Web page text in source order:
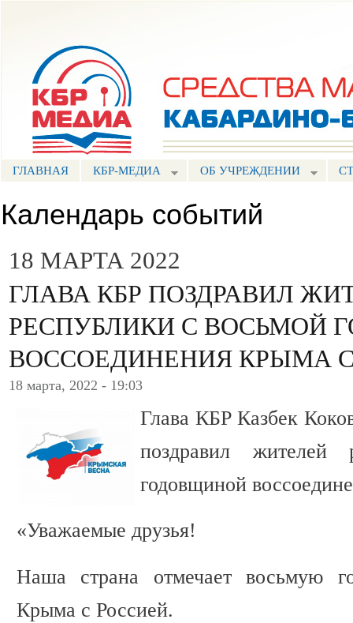
ГЛАВНАЯ КБР-МЕДИА ОБ УЧРЕЖДЕНИИ
Календарь событий
18 МАРТА 2022
ГЛАВА КБР ПОЗДРАВИЛ
РЕСПУБЛИКИ С ВОСЬМОЙ
ВОССОЕДИНЕНИЯ КРЫМА
18 марта, 2022 - 19:03
Глава КБР Казбек
поздравил жителей
годовщиной
«Уважаемые друзья!
Наша страна отмечает восьмую
Крыма с Россией.